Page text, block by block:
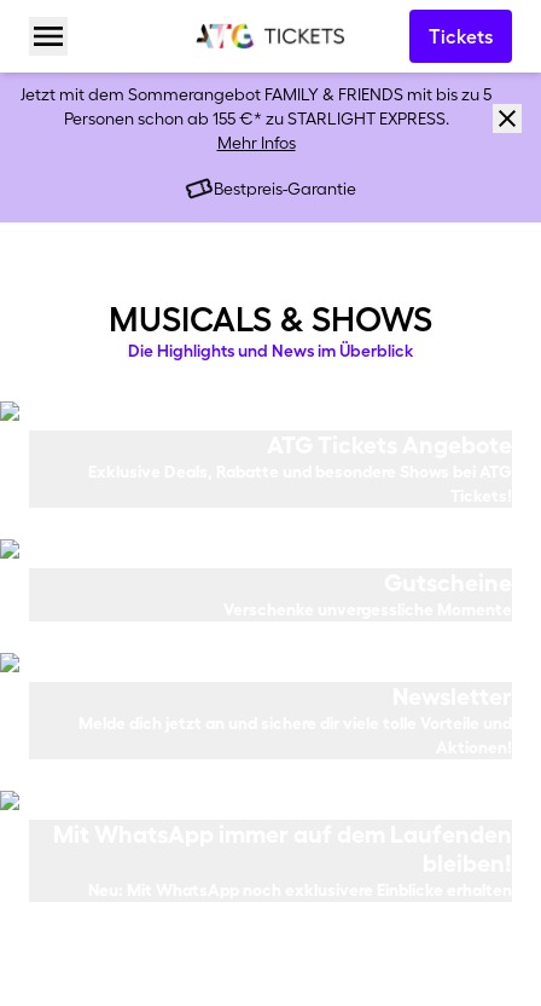
Menü öffnen
Tickets
Jetzt mit dem Sommerangebot FAMILY & FRIENDS mit bis zu 5
Personen schon ab 155 €* zu STARLIGHT EXPRESS.
Mehr Infos
musicals & shows
Die Highlights und News im Überblick
Bestpreis-Garantie